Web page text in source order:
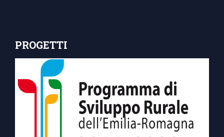
PROGETTI